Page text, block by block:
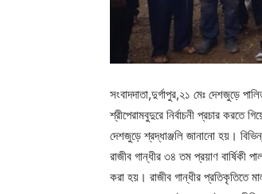
সংবাদদাতা,দুর্গাপুর,২১ মেঃ দেশজুড়ে
শ্রীপেরামবুদুরে নির্বাচনী প্রচার
দেশজুড়ে শ্রদ্ধাঞ্জলি জানানো হয়।
রাজীব গান্ধীর ৩৪ তম প্রয়াণ বার্ষিকী
করা হয়। রাজীব গান্ধীর প্রতিকৃতিতে